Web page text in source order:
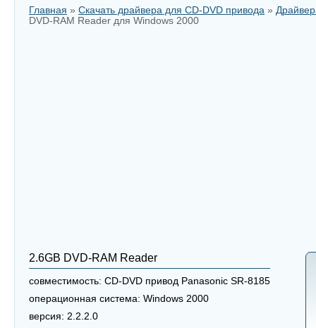
Главная » Скачать драйвера для CD-DVD привода »
DVD-RAM Reader для Windows 2000
2.6GB DVD-RAM Reader
совместимость: CD-DVD привод Panasonic SR-8185
операционная система: Windows 2000
версия: 2.2.2.0